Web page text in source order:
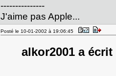
---------------
J'aime pas Apple...
Posté le 10-01-2002 à 19:06:45
alkor2001 a